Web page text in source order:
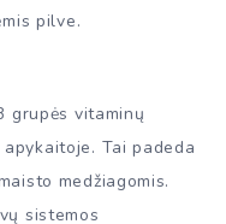
pilve.
grupės vitaminų
Tai padeda
medžiagomis.
sistemos